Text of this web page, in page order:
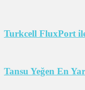
Turkcell FluxPort
Tansu Yeğen En